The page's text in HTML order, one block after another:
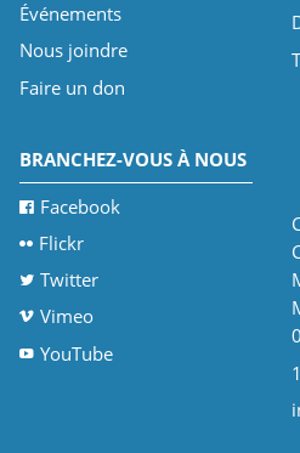
Événements
Nous joindre
Faire un don
BRANCHEZ-VOUS À NOUS
Facebook
Flickr
Twitter
Vimeo
YouTube